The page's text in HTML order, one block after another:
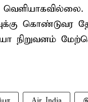
கொண்டுவர
நிறுவனம்